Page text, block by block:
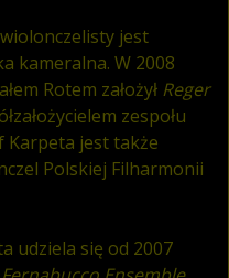
wiolonczelisty jest
kameralna. W 2008
Rotem założył Reger
zespołu
Karpeta jest także
Polskiej Filharmonii
udziela się od 2007